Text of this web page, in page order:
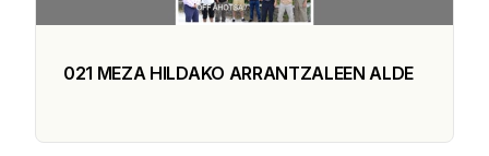
021 MEZA HILDAKO ARRANTZALEEN ALDE